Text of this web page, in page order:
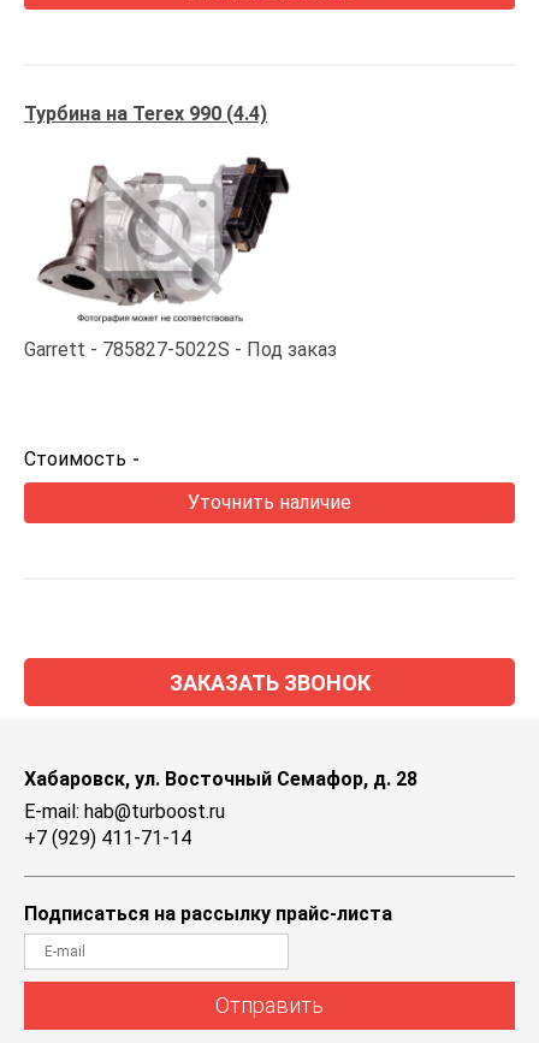
Турбина на Terex 990 (4.4)
Garrett 785827-5022S Под заказ
Стоимость -
Уточнить наличие
ЗАКАЗАТЬ ЗВОНОК
Хабаровск, ул. Восточный Семафор, д. 28
E-mail: hab@turboost.ru
+7 (929) 411-71-14
Подписаться на рассылку прайс-листа
Отправить